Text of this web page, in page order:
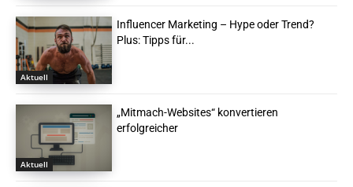
Aktuell
Influencer Marketing – Hype oder Trend?
Plus: Tipps für...
Aktuell
„Mitmach-Websites“ konvertieren
erfolgreicher